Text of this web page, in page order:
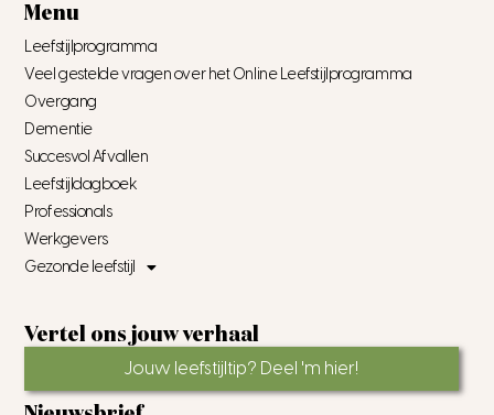
Menu
Leefstijlprogramma
Veel gestelde vragen over het Online Leefstijlprogramma
Overgang
Dementie
Succesvol Afvallen
Leefstijldagboek
Professionals
Werkgevers
Gezonde leefstijl
Vertel ons jouw verhaal
Jouw leefstijltip? Deel 'm hier!